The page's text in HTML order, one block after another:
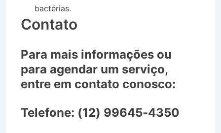
bactérias.
Contato
Para mais informações ou
para agendar um serviço,
entre em contato conosco:
Telefone: (12) 99645-4350